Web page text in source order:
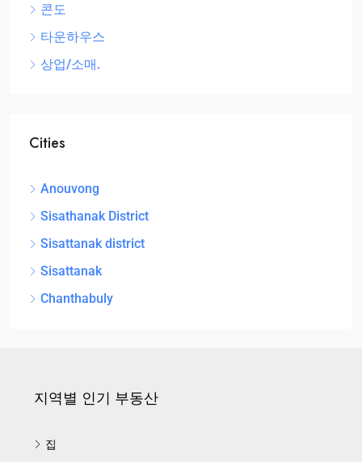
콘도
타운하우스
상업/소매.
Cities
Anouvong
Sisathanak District
Sisattanak district
Sisattanak
Chanthabuly
지역별 인기 부동산
집